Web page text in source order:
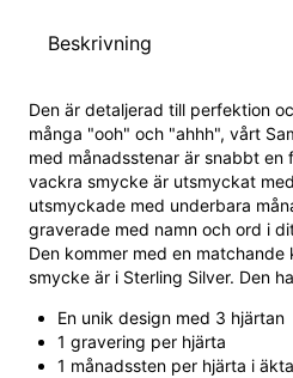
Beskrivning
Den är detaljerad till perfektion
många "ooh" och "ahhh", vårt
med månadsstenar är snabbt
vackra smycke är utsmyckat
utsmyckade med underbara
graverade med namn och ord i
Den kommer med en
smycke är i Sterling Silver. Den
En unik design med 3 hjärtan
1 gravering per hjärta
1 månadssten per hjärta i